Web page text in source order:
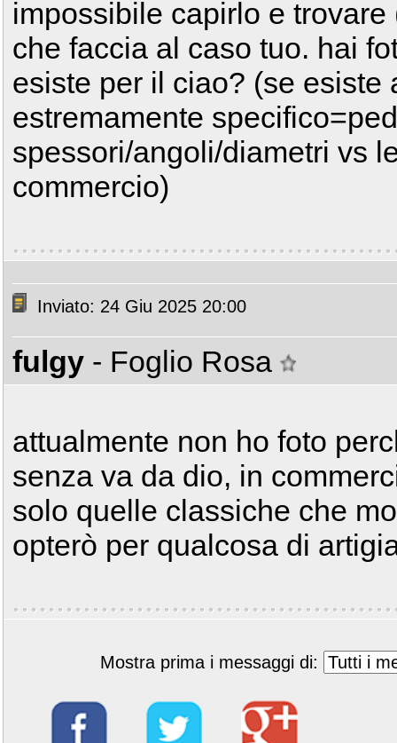
impossibile capirlo e
che faccia al caso tuo. hai
esiste per il ciao? (se esiste
estremamente
spessori/angoli/diametri vs
commercio)
Inviato: 24 Giu 2025 20:00
fulgy - Foglio Rosa
attualmente non ho foto
senza va da dio, in
solo quelle classiche che
opterò per qualcosa di
Mostra prima i messaggi di: